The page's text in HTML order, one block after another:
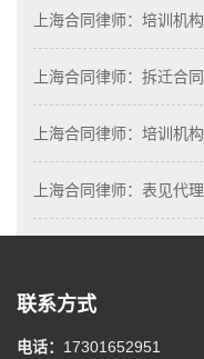
上海合同律师：培训机
上海合同律师：拆迁合
上海合同律师：培训机
上海合同律师：表见代
联系方式
电话： 17301652951